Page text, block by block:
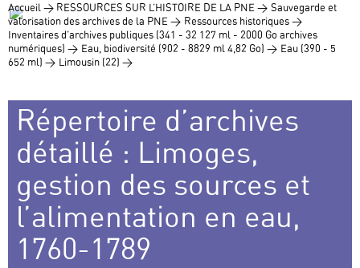
Accueil > RESSOURCES SUR L’HISTOIRE DE LA PNE > Sauvegarde et
valorisation des archives de la PNE > Ressources historiques >
Inventaires d’archives publiques (341 - 32 127 ml - 2000 Go archives
numériques) > Eau, biodiversité (902 - 8829 ml 4,82 Go) > Eau (390 - 5
652 ml) > Limousin (22) >
Répertoire d’archives
détaillé : Limoges,
gestion des sources et
l’alimentation en eau,
1760-1789